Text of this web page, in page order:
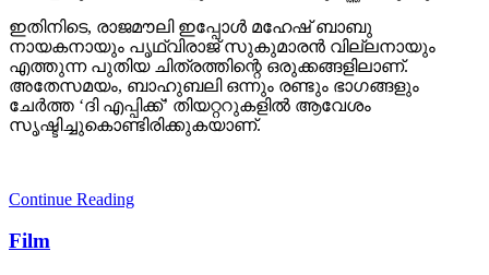
ഇതിനിടെ, രാജമൗലി ഇപ്പോള്‍ മഹേഷ് ബാബു
നായകനായും പൃഥ്വിരാജ് സുകുമാരന്‍ വില്ലനായും
എത്തുന്ന പുതിയ ചിത്രത്തിന്റെ ഒരുക്കങ്ങളിലാണ്.
അതേസമയം, ബാഹുബലി ഒന്നും രണ്ടും ഭാഗങ്ങളും
ചേര്‍ത്ത ‘ദി എപ്പിക്ക്’ തിയറ്ററുകളില്‍ ആവേശം
സൃഷ്ടിച്ചുകൊണ്ടിരിക്കുകയാണ്.
Continue Reading
Film